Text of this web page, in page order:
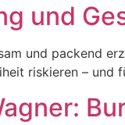
und
und packend
riskieren – und